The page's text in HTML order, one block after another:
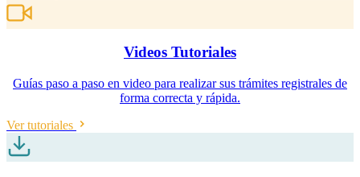
Videos Tutoriales
Guías paso a paso en video para realizar sus trámites registrales de
forma correcta y rápida.
Ver tutoriales